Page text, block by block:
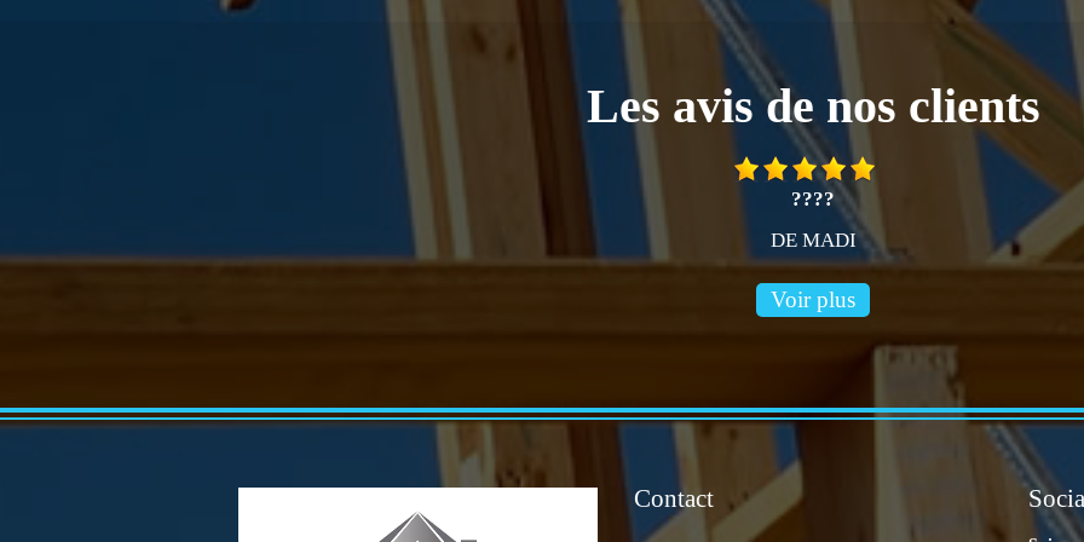
Les avis de nos clients
????
DE MADI
Voir plus
Contact